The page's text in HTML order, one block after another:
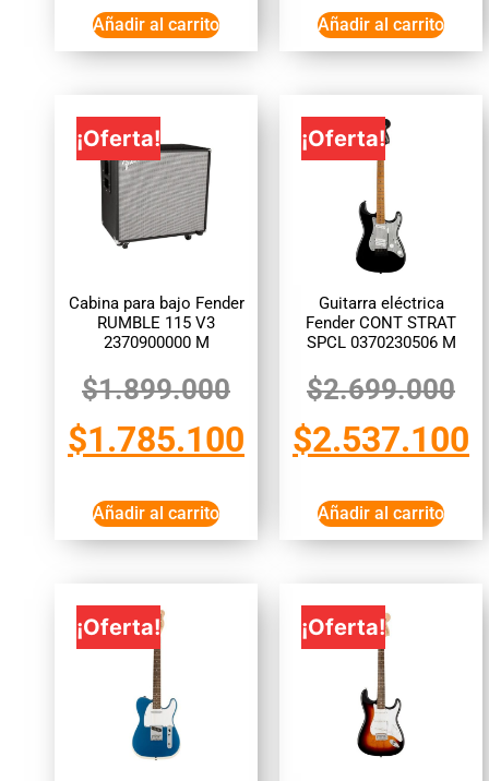
Añadir al carrito Añadir al carrito
¡Oferta!
Cabina para bajo Fender
RUMBLE 115 V3
2370900000 M
$1.899.000
$1.785.100
Añadir al carrito
¡Oferta!
Guitarra eléctrica
Fender CONT STRAT
SPCL 0370230506 M
$2.699.000
$2.537.100
Añadir al carrito
¡Oferta! ¡Oferta!